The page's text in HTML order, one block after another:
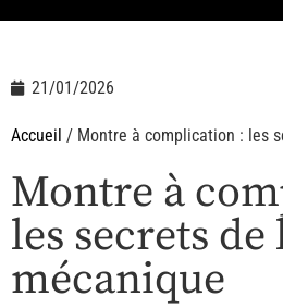
21/01/2026
Accueil / Montre à complication : les
Montre à
les secrets de
mécanique